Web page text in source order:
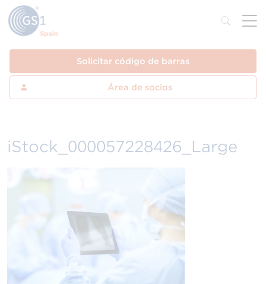
Solicitar código de barras
Área de socios
iStock_000057228426_Large